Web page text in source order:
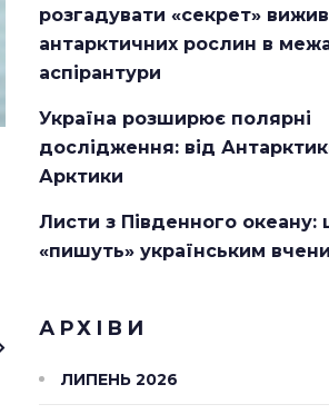
розгадувати «секрет»
антарктичних рослин в
аспірантури
Україна розширює полярні
дослідження: від
Арктики
Листи з Південного океану:
«пишуть» українським
АРХІВИ
ЛИПЕНЬ 2026